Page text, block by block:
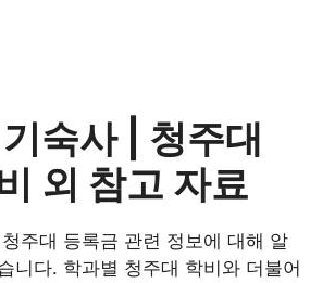
숙사 | 청주대
외 참고 자료
주대 등록금 관련 정보에 대해 알
니다. 학과별 청주대 학비와 더불어